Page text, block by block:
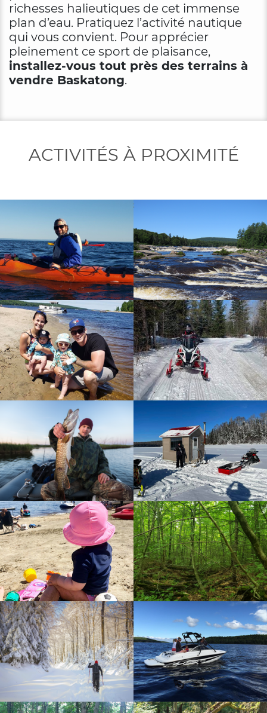
richesses halieutiques de cet immense
plan d’eau. Pratiquez l’activité nautique
qui vous convient. Pour apprécier
pleinement ce sport de plaisance,
installez-vous tout près des terrains à
vendre Baskatong.
ACTIVITÉS À PROXIMITÉ